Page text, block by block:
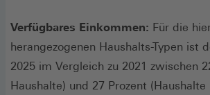
einem
neuen
Fenster)
Verfügbares Einkommen: Für die
herangezogenen Haushalts-Typen ist
2025 im Vergleich zu 2021 zwischen
Haushalte) und 27 Prozent